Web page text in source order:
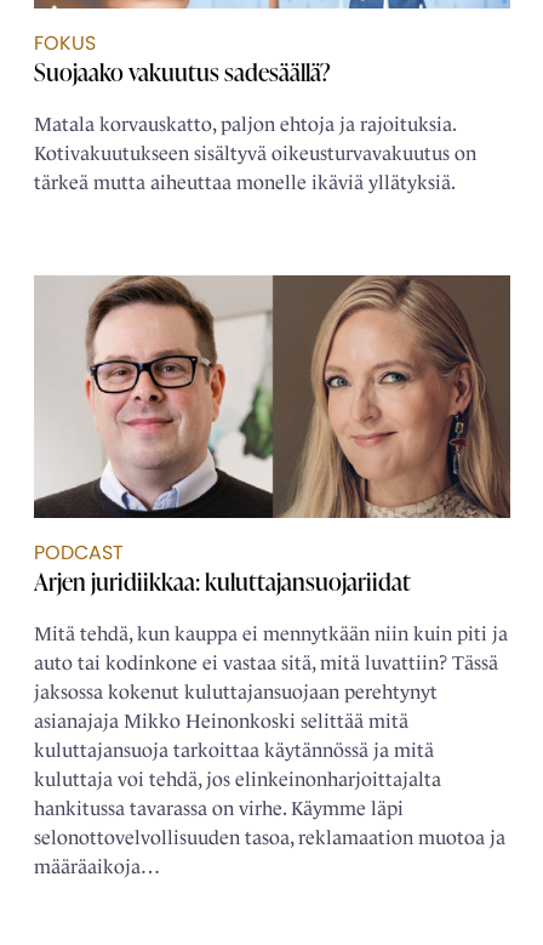
FOKUS
Suojaako vakuutus sadesäällä?
Matala korvauskatto, paljon ehtoja ja rajoituksia.
Kotivakuutukseen sisältyvä oikeusturvavakuutus on
tärkeä mutta aiheuttaa monelle ikäviä yllätyksiä.
PODCAST
Arjen juridiikkaa: kuluttajansuojariidat
Mitä tehdä, kun kauppa ei mennytkään niin kuin piti ja
auto tai kodinkone ei vastaa sitä, mitä luvattiin? Tässä
jaksossa kokenut kuluttajansuojaan perehtynyt
asianajaja Mikko Heinonkoski selittää mitä
kuluttajansuoja tarkoittaa käytännössä ja mitä
kuluttaja voi tehdä, jos elinkeinonharjoittajalta
hankitussa tavarassa on virhe. Käymme läpi
selonottovelvollisuuden tasoa, reklamaation muotoa ja
määräaikoja…